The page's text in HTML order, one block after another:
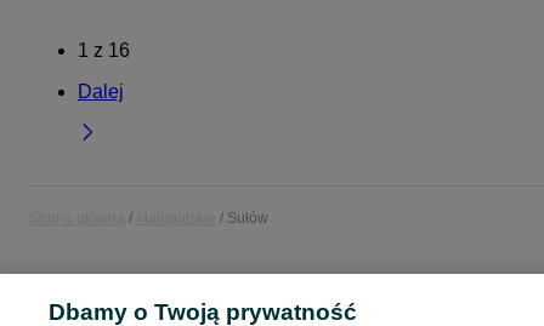
1 z 16
Dalej
Sułów
Dbamy o Twoją prywatność